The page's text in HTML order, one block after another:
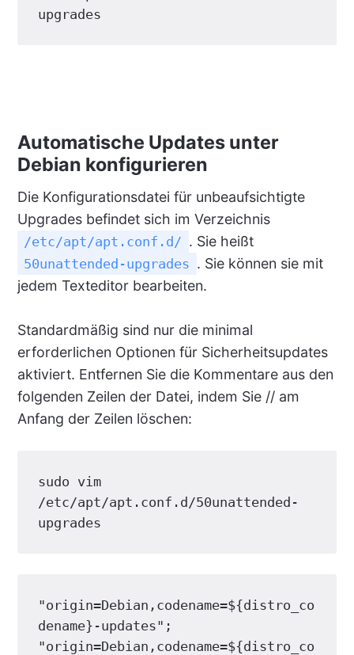
upgrades
Automatische Updates unter
Debian konfigurieren
Die Konfigurationsdatei für unbeaufsichtigte
Upgrades befindet sich im Verzeichnis
/etc/apt/apt.conf.d/ . Sie heißt
50unattended-upgrades . Sie können sie mit
jedem Texteditor bearbeiten.
Standardmäßig sind nur die minimal
erforderlichen Optionen für Sicherheitsupdates
aktiviert. Entfernen Sie die Kommentare aus den
folgenden Zeilen der Datei, indem Sie // am
Anfang der Zeilen löschen:
sudo vim
/etc/apt/apt.conf.d/50unattended-
upgrades
"origin=Debian,codename=${distro_co
dename}-updates"
"origin=Debian,codename=${distro_co